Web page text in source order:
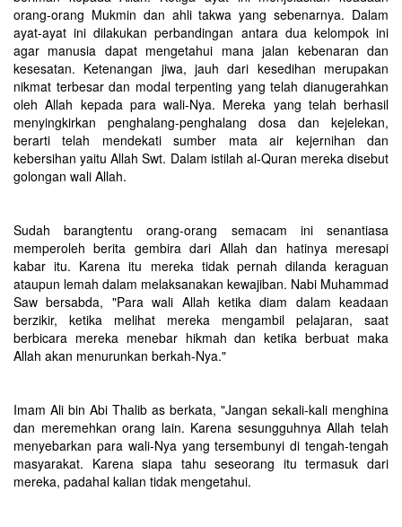
orang-orang Mukmin dan ahli takwa yang sebenarnya. Dalam
ayat-ayat ini dilakukan perbandingan antara dua kelompok ini
agar manusia dapat mengetahui mana jalan kebenaran dan
kesesatan. Ketenangan jiwa, jauh dari kesedihan merupakan
nikmat terbesar dan modal terpenting yang telah dianugerahkan
oleh Allah kepada para wali-Nya. Mereka yang telah berhasil
menyingkirkan penghalang-penghalang dosa dan kejelekan,
berarti telah mendekati sumber mata air kejernihan dan
kebersihan yaitu Allah Swt. Dalam istilah al-Quran mereka disebut
golongan wali Allah.
Sudah barangtentu orang-orang semacam ini senantiasa
memperoleh berita gembira dari Allah dan hatinya meresapi
kabar itu. Karena itu mereka tidak pernah dilanda keraguan
ataupun lemah dalam melaksanakan kewajiban. Nabi Muhammad
Saw bersabda, "Para wali Allah ketika diam dalam keadaan
berzikir, ketika melihat mereka mengambil pelajaran, saat
berbicara mereka menebar hikmah dan ketika berbuat maka
Allah akan menurunkan berkah-Nya."
Imam Ali bin Abi Thalib as berkata, "Jangan sekali-kali menghina
dan meremehkan orang lain. Karena sesungguhnya Allah telah
menyebarkan para wali-Nya yang tersembunyi di tengah-tengah
masyarakat. Karena siapa tahu seseorang itu termasuk dari
mereka, padahal kalian tidak mengetahui.